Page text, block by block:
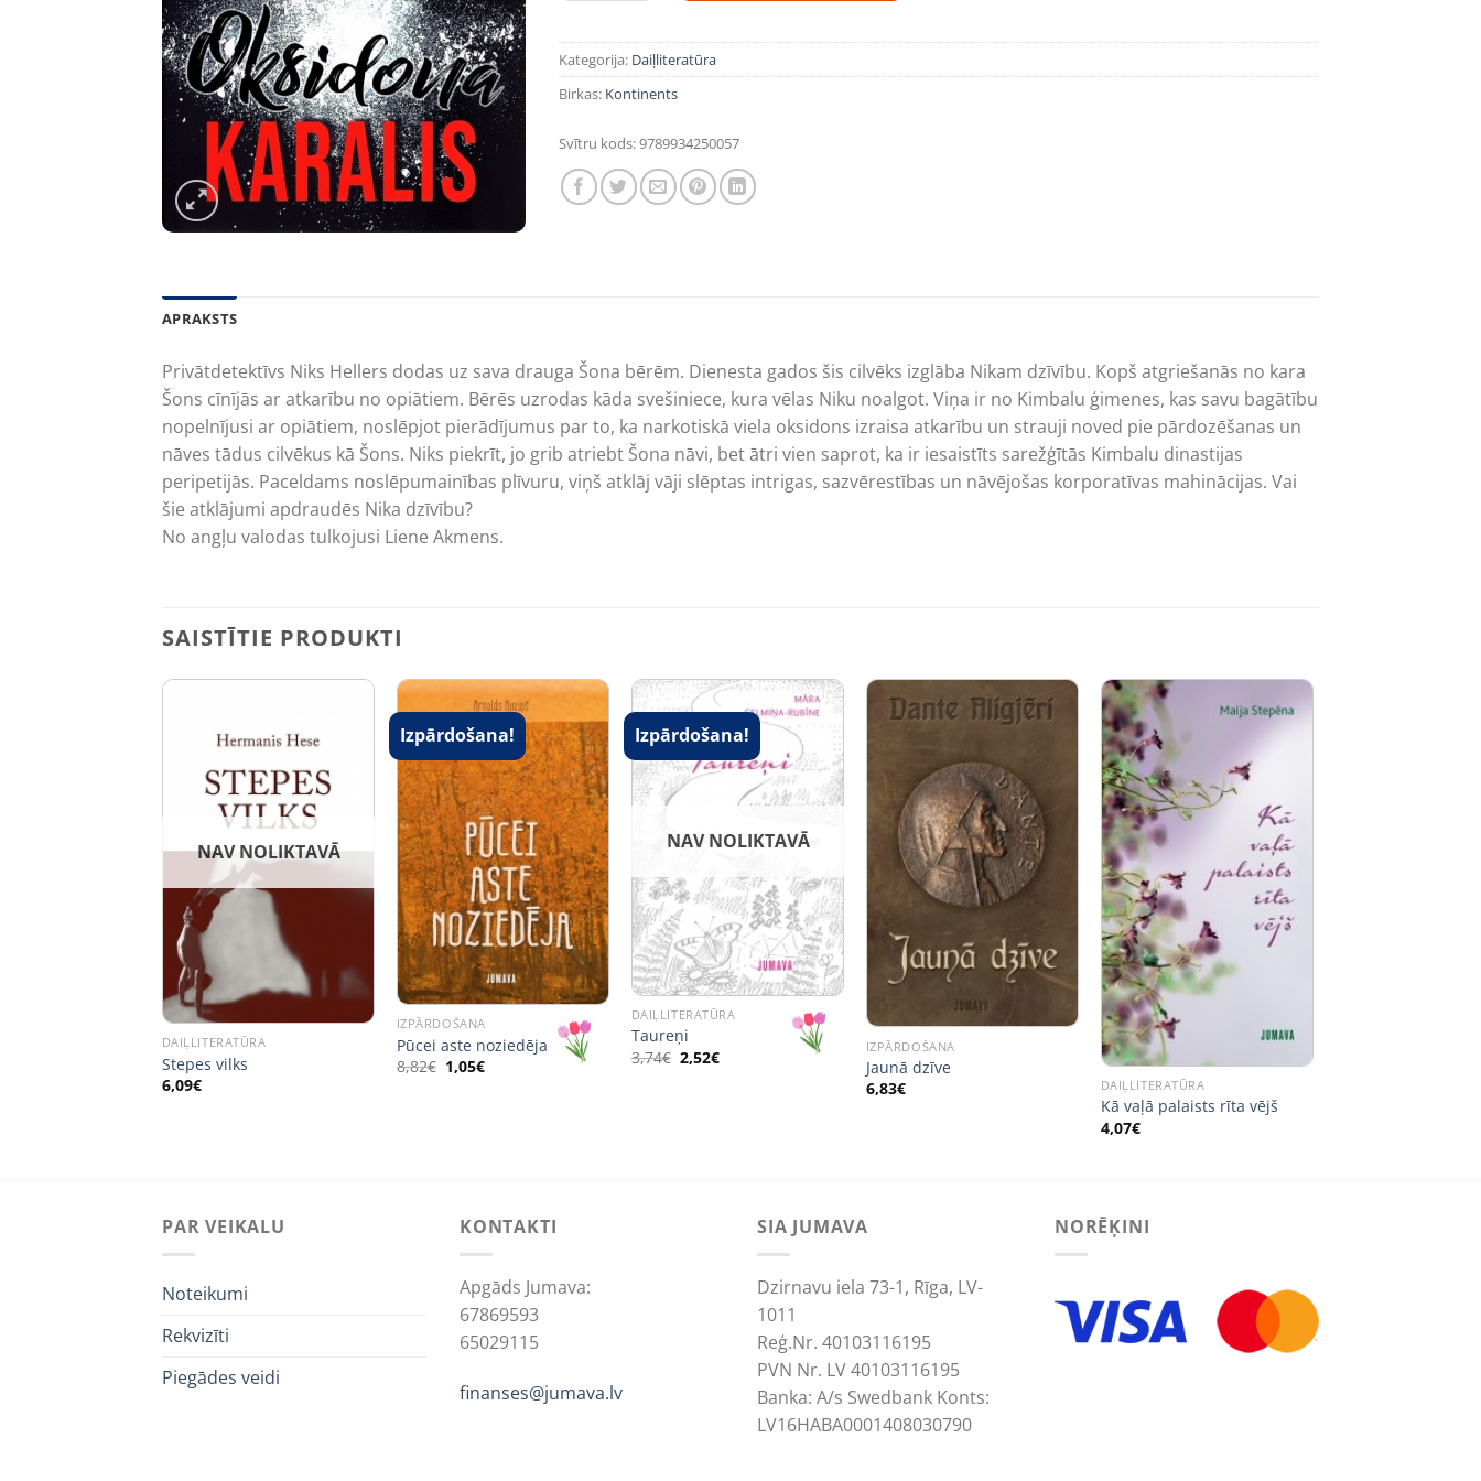
Kategorija: Daiļliteratūra
Birkas: Kontinents
Svītru kods:9789934250057
APRAKSTS
Privātdetektīvs Niks Hellers dodas uz sava drauga Šona bērēm. Dienesta gados šis cilvēks izglāba Nikam dzīvību. Kopš atgriešanās no kara
Šons cīnījās ar atkarību no opiātiem. Bērēs uzrodas kāda svešiniece, kura vēlas Niku noalgot. Viņa ir no Kimbalu ģimenes, kas savu bagātību
nopelnījusi ar opiātiem, noslēpjot pierādījumus par to, ka narkotiskā viela oksidons izraisa atkarību un strauji noved pie pārdozēšanas un
nāves tādus cilvēkus kā Šons. Niks piekrīt, jo grib atriebt Šona nāvi, bet ātri vien saprot, ka ir iesaistīts sarežģītās Kimbalu dinastijas
peripetijās. Paceldams noslēpumainības plīvuru, viņš atklāj vāji slēptas intrigas, sazvērestības un nāvējošas korporatīvas mahinācijas. Vai
šie atklājumi apdraudēs Nika dzīvību?
No angļu valodas tulkojusi Liene Akmens.
SAISTĪTIE PRODUKTI
NAV NOLIKTAVĀ
DAIĻLITERATŪRA
Stepes vilks
6,09€
Izpārdošana!
IZPĀRDOŠANA
Pūcei aste noziedēja
8,82€ Original
1,05€Current
Izpārdošana!
NAV NOLIKTAVĀ
DAIĻLITERATŪRA
Taureņi
3,74€ Original
price
2,52€Current IZPĀRDOŠANA
Jaunā dzīve
6,83€ DAIĻLITERATŪRA
Kā vaļā palaists rīta vējš
4,07€
PAR VEIKALU
Noteikumi
Rekvizīti
Piegādes veidi
KONTAKTI
Apgāds Jumava:
67869593
65029115
finanses@jumava.lv
SIA JUMAVA
Dzirnavu iela 73-1, Rīga, LV-
1011
Reģ.Nr. 40103116195
PVN Nr. LV 40103116195
Banka: A/s Swedbank Konts:
LV16HABA0001408030790
NORĒĶINI